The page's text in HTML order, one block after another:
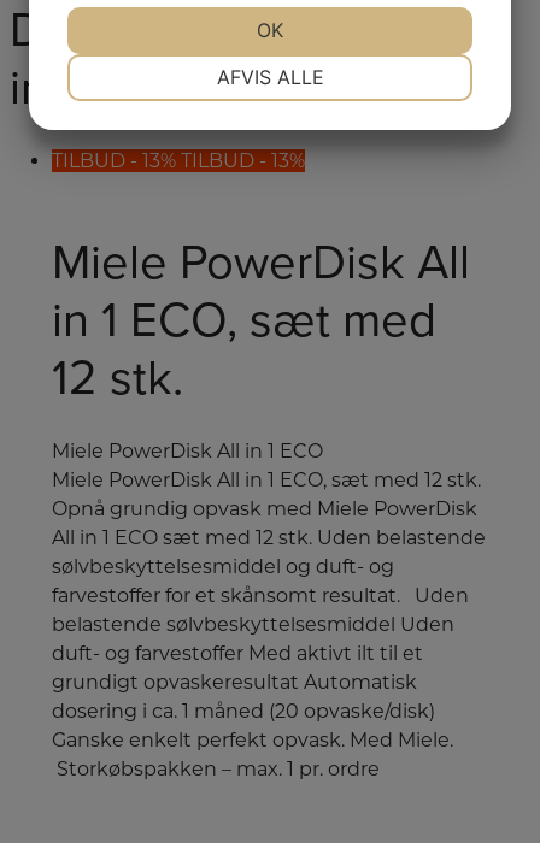
Du kunne også være
interesseret i...
TILBUD - 13% TILBUD - 13%
Miele PowerDisk All
in 1 ECO, sæt med
12 stk.
Miele PowerDisk All in 1 ECO
Miele PowerDisk All in 1 ECO, sæt med 12 stk.
Opnå grundig opvask med Miele PowerDisk
All in 1 ECO sæt med 12 stk. Uden belastende
sølvbeskyttelsesmiddel og duft- og
farvestoffer for et skånsomt resultat. Uden
belastende sølvbeskyttelsesmiddel Uden
duft- og farvestoffer Med aktivt ilt til et
grundigt opvaskeresultat Automatisk
dosering i ca. 1 måned (20 opvaske/disk)
Ganske enkelt perfekt opvask. Med Miele.
Storkøbspakken – max. 1 pr. ordre
MARKETING
AFVIS ALLE
OK